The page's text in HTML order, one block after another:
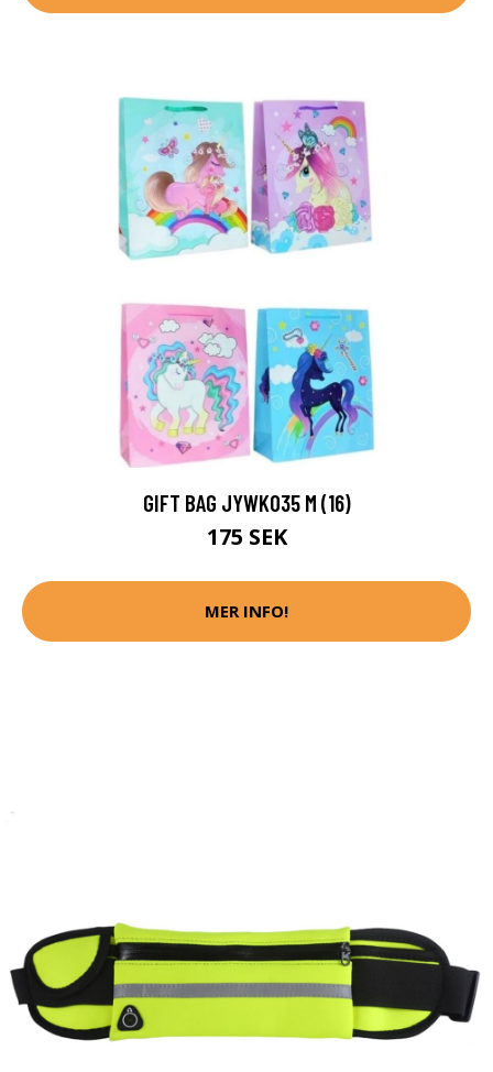
GIFT BAG JYWK035 M (16)
175 SEK
MER INFO!